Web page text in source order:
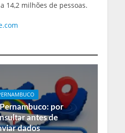
14,2 milhões de pessoas.
por
antes de
dados